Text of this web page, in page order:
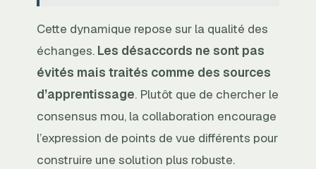
Cette dynamique repose sur la qualité des
échanges. Les désaccords ne sont pas
évités mais traités comme des sources
d’apprentissage. Plutôt que de chercher le
consensus mou, la collaboration encourage
l’expression de points de vue différents pour
construire une solution plus robuste.